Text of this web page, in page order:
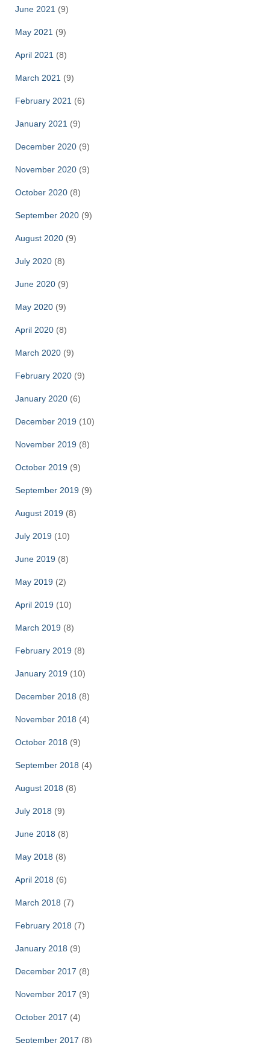
June 2021 (9)
May 2021 (9)
April 2021 (8)
March 2021 (9)
February 2021 (6)
January 2021 (9)
December 2020 (9)
November 2020 (9)
October 2020 (8)
September 2020 (9)
August 2020 (9)
July 2020 (8)
June 2020 (9)
May 2020 (9)
April 2020 (8)
March 2020 (9)
February 2020 (9)
January 2020 (6)
December 2019 (10)
November 2019 (8)
October 2019 (9)
September 2019 (9)
August 2019 (8)
July 2019 (10)
June 2019 (8)
May 2019 (2)
April 2019 (10)
March 2019 (8)
February 2019 (8)
January 2019 (10)
December 2018 (8)
November 2018 (4)
October 2018 (9)
September 2018 (4)
August 2018 (8)
July 2018 (9)
June 2018 (8)
May 2018 (8)
April 2018 (6)
March 2018 (7)
February 2018 (7)
January 2018 (9)
December 2017 (8)
November 2017 (9)
October 2017 (4)
September 2017 (8)